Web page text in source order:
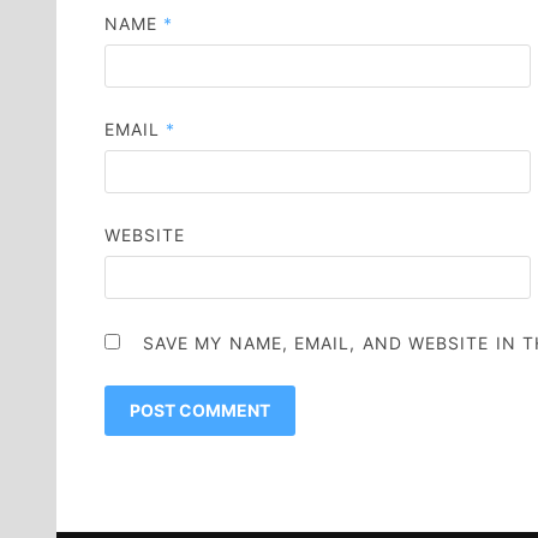
NAME *
EMAIL *
WEBSITE
SAVE MY NAME, EMAIL, AND WEBSITE IN